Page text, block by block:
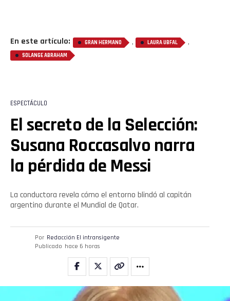
En este artículo: GRAN HERMANO , LAURA UBFAL ,
SOLANGE ABRAHAM
ESPECTÁCULO
El secreto de la Selección:
Susana Roccasalvo narra
la pérdida de Messi
La conductora revela cómo el entorno blindó al capitán
argentino durante el Mundial de Qatar.
Por Redacción El intransigente
Publicado hace 6 horas